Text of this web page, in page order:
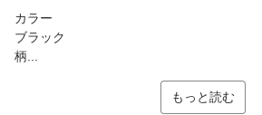
カラー
ブラック
柄...
もっと読む